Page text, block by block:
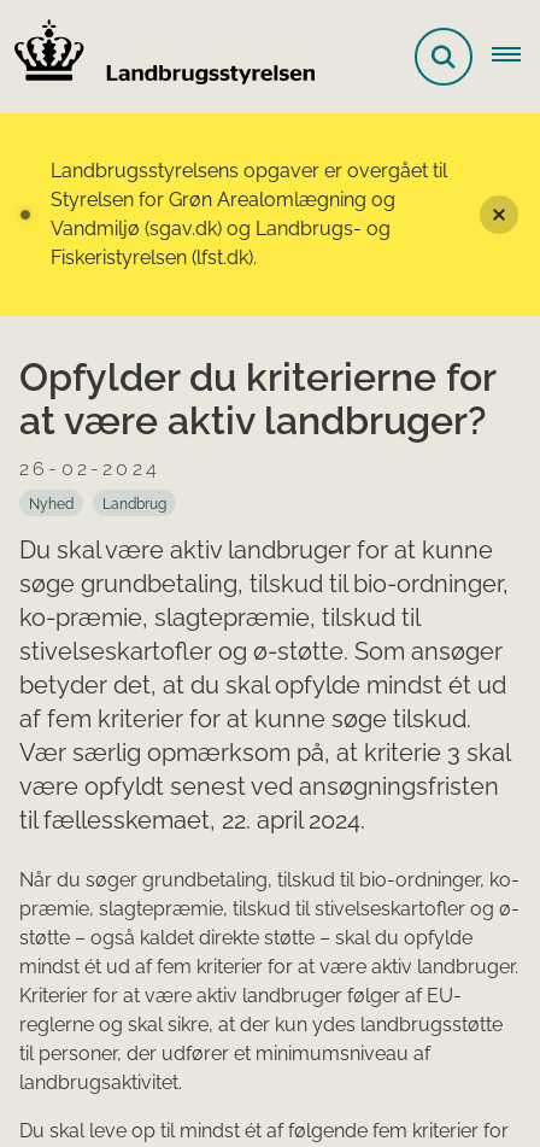
Landbrugsstyrelsens opgaver er overgået til
Styrelsen for Grøn Arealomlægning og
Vandmiljø (sgav.dk) og Landbrugs- og
Fiskeristyrelsen (lfst.dk).
Opfylder du kriterierne for
at være aktiv landbruger?
26-02-2024
Nyhed Landbrug
Du skal være aktiv landbruger for at kunne
søge grundbetaling, tilskud til bio-ordninger,
ko-præmie, slagtepræmie, tilskud til
stivelseskartofler og ø-støtte. Som ansøger
betyder det, at du skal opfylde mindst ét ud
af fem kriterier for at kunne søge tilskud.
Vær særlig opmærksom på, at kriterie 3 skal
være opfyldt senest ved ansøgningsfristen
til fællesskemaet, 22. april 2024.
Når du søger grundbetaling, tilskud til bio-ordninger, ko-
præmie, slagtepræmie, tilskud til stivelseskartofler og ø-
støtte – også kaldet direkte støtte – skal du opfylde
mindst ét ud af fem kriterier for at være aktiv landbruger.
Kriterier for at være aktiv landbruger følger af EU-
reglerne og skal sikre, at der kun ydes landbrugsstøtte
til personer, der udfører et minimumsniveau af
landbrugsaktivitet.
Du skal leve op til mindst ét af følgende fem kriterier for